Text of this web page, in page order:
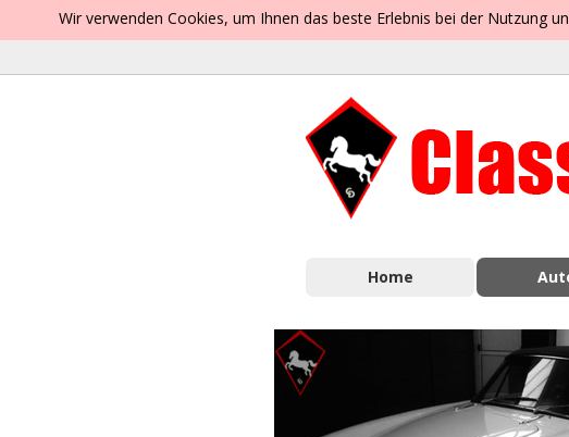
Wir verwenden Cookies, um Ihnen das beste Erlebnis bei der Nutzung
Home